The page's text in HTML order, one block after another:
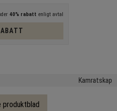
40% rabatt enligt avtal
Kamratskap
produktblad